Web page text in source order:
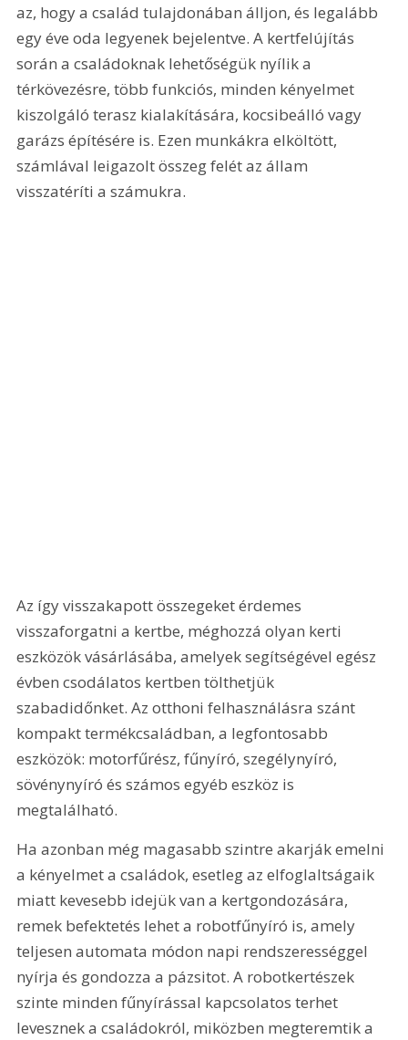
az, hogy a család tulajdonában álljon, és legalább
egy éve oda legyenek bejelentve. A kertfelújítás
során a családoknak lehetőségük nyílik a
térkövezésre, több funkciós, minden kényelmet
kiszolgáló terasz kialakítására, kocsibeálló vagy
garázs építésére is. Ezen munkákra elköltött,
számlával leigazolt összeg felét az állam
visszatéríti a számukra.
Az így visszakapott összegeket érdemes
visszaforgatni a kertbe, méghozzá olyan kerti
eszközök vásárlásába, amelyek segítségével egész
évben csodálatos kertben tölthetjük
szabadidőnket. Az otthoni felhasználásra szánt
kompakt termékcsaládban, a legfontosabb
eszközök: motorfűrész, fűnyíró, szegélynyíró,
sövénynyíró és számos egyéb eszköz is
megtalálható.
Ha azonban még magasabb szintre akarják emelni
a kényelmet a családok, esetleg az elfoglaltságaik
miatt kevesebb idejük van a kertgondozására,
remek befektetés lehet a robotfűnyíró is, amely
teljesen automata módon napi rendszerességgel
nyírja és gondozza a pázsitot. A robotkertészek
szinte minden fűnyírással kapcsolatos terhet
levesznek a családokról, miközben megteremtik a